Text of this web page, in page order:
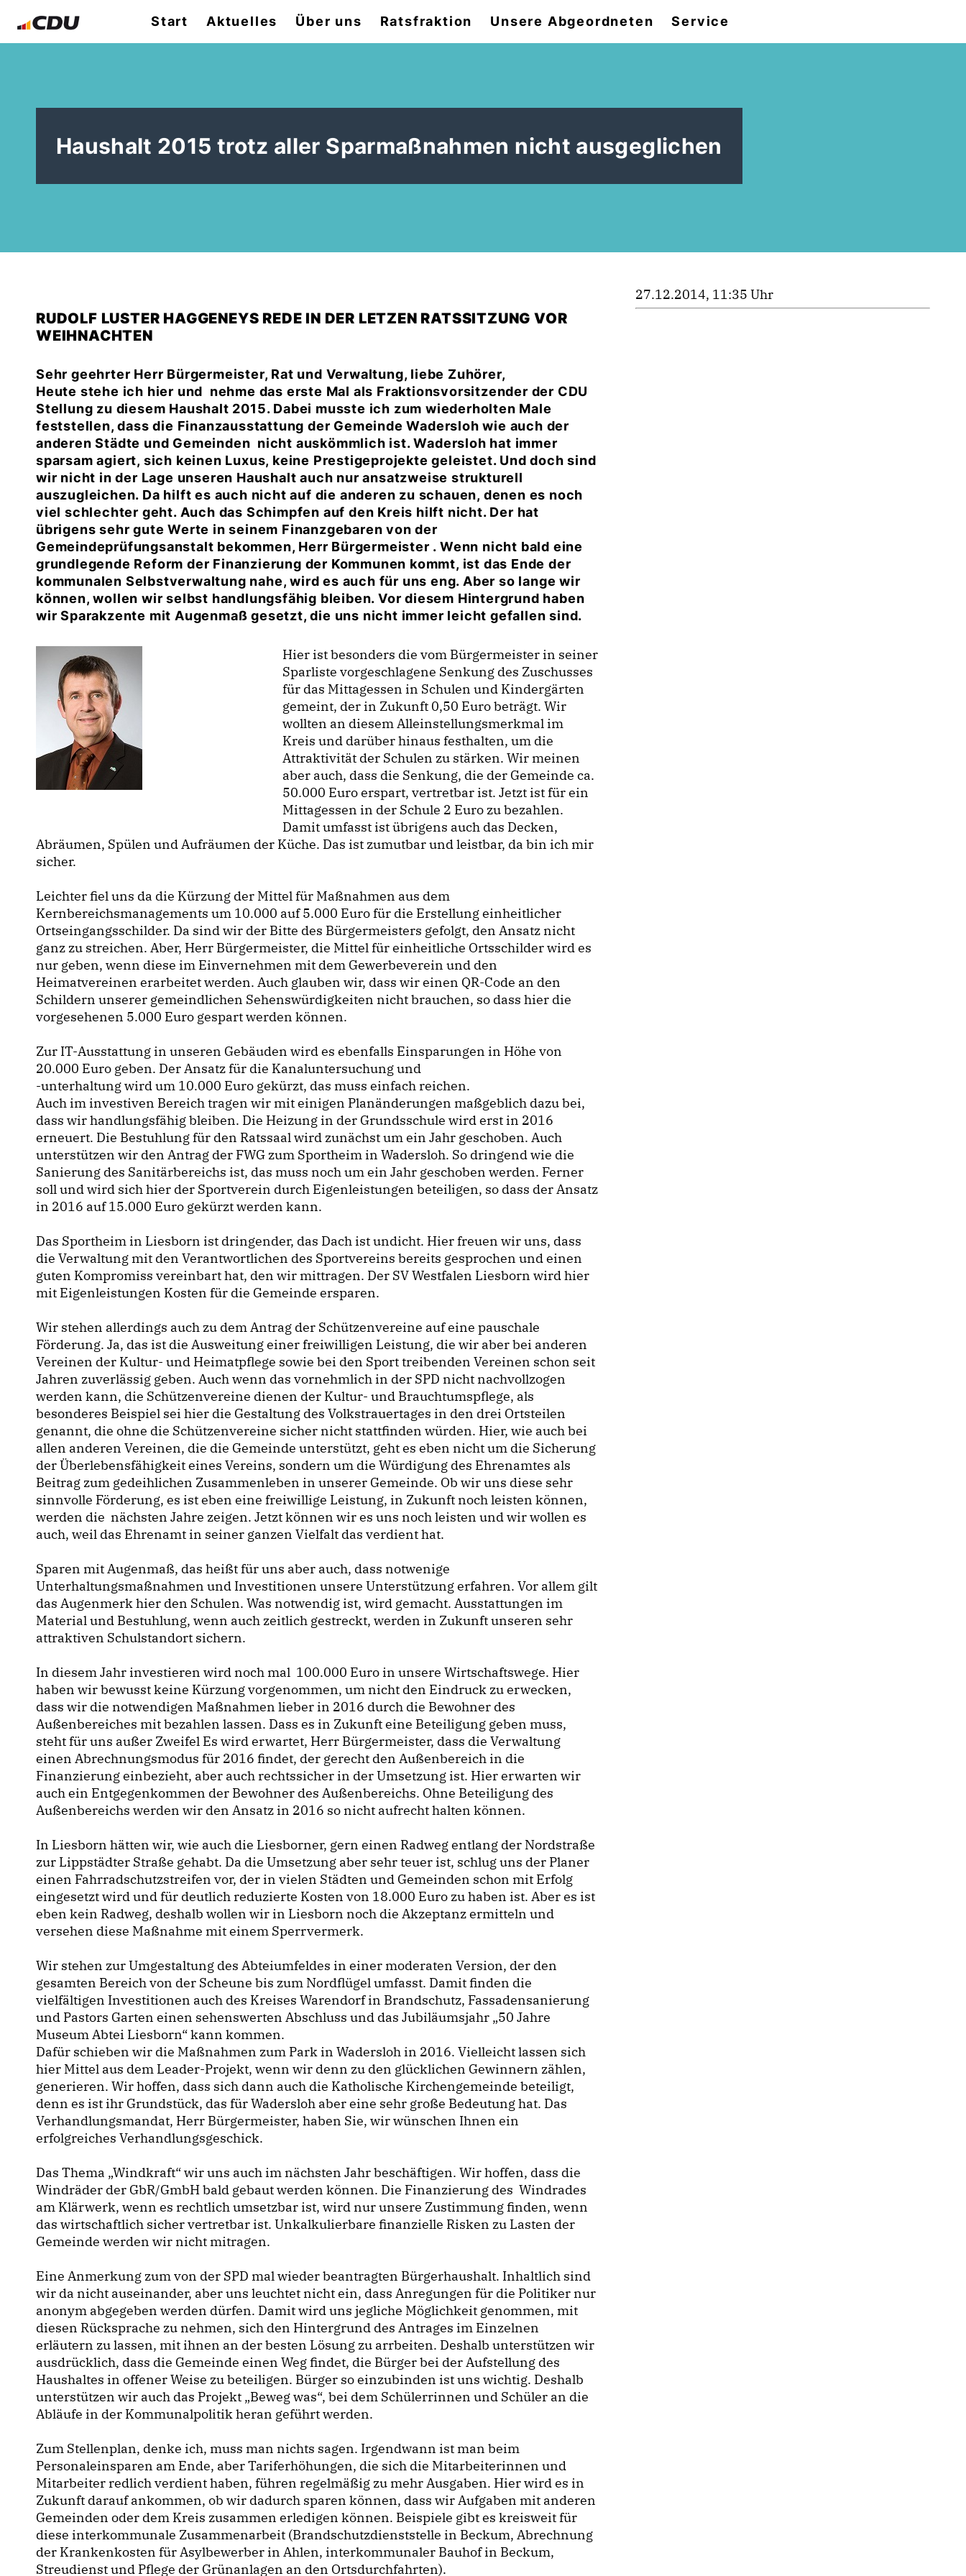
Start Aktuelles Über uns Ratsfraktion Unsere Abgeordneten Service
Haushalt 2015 trotz aller Sparmaßnahmen nicht ausgeglichen
RUDOLF LUSTER HAGGENEYS REDE IN DER LETZEN RATSSITZUNG VOR
WEIHNACHTEN
Sehr geehrter Herr Bürgermeister, Rat und Verwaltung, liebe Zuhörer,
Heute stehe ich hier und nehme das erste Mal als Fraktionsvorsitzender der CDU
Stellung zu diesem Haushalt 2015. Dabei musste ich zum wiederholten Male
feststellen, dass die Finanzausstattung der Gemeinde Wadersloh wie auch der
anderen Städte und Gemeinden nicht auskömmlich ist. Wadersloh hat immer
sparsam agiert, sich keinen Luxus, keine Prestigeprojekte geleistet. Und doch sind
wir nicht in der Lage unseren Haushalt auch nur ansatzweise strukturell
auszugleichen. Da hilft es auch nicht auf die anderen zu schauen, denen es noch
viel schlechter geht. Auch das Schimpfen auf den Kreis hilft nicht. Der hat
übrigens sehr gute Werte in seinem Finanzgebaren von der
Gemeindeprüfungsanstalt bekommen, Herr Bürgermeister . Wenn nicht bald eine
grundlegende Reform der Finanzierung der Kommunen kommt, ist das Ende der
kommunalen Selbstverwaltung nahe, wird es auch für uns eng. Aber so lange wir
können, wollen wir selbst handlungsfähig bleiben. Vor diesem Hintergrund haben
wir Sparakzente mit Augenmaß gesetzt, die uns nicht immer leicht gefallen sind.
Hier ist besonders die vom Bürgermeister in seiner
Sparliste vorgeschlagene Senkung des Zuschusses
für das Mittagessen in Schulen und Kindergärten
gemeint, der in Zukunft 0,50 Euro beträgt. Wir
wollten an diesem Alleinstellungsmerkmal im
Kreis und darüber hinaus festhalten, um die
Attraktivität der Schulen zu stärken. Wir meinen
aber auch, dass die Senkung, die der Gemeinde ca.
50.000 Euro erspart, vertretbar ist. Jetzt ist für ein
Mittagessen in der Schule 2 Euro zu bezahlen.
Damit umfasst ist übrigens auch das Decken,
Abräumen, Spülen und Aufräumen der Küche. Das ist zumutbar und leistbar, da bin ich mir
sicher.
Leichter fiel uns da die Kürzung der Mittel für Maßnahmen aus dem
Kernbereichsmanagements um 10.000 auf 5.000 Euro für die Erstellung einheitlicher
Ortseingangsschilder. Da sind wir der Bitte des Bürgermeisters gefolgt, den Ansatz nicht
ganz zu streichen. Aber, Herr Bürgermeister, die Mittel für einheitliche Ortsschilder wird es
nur geben, wenn diese im Einvernehmen mit dem Gewerbeverein und den
Heimatvereinen erarbeitet werden. Auch glauben wir, dass wir einen QR-Code an den
Schildern unserer gemeindlichen Sehenswürdigkeiten nicht brauchen, so dass hier die
vorgesehenen 5.000 Euro gespart werden können.
Zur IT-Ausstattung in unseren Gebäuden wird es ebenfalls Einsparungen in Höhe von
20.000 Euro geben. Der Ansatz für die Kanaluntersuchung und
-unterhaltung wird um 10.000 Euro gekürzt, das muss einfach reichen.
Auch im investiven Bereich tragen wir mit einigen Planänderungen maßgeblich dazu bei,
dass wir handlungsfähig bleiben. Die Heizung in der Grundsschule wird erst in 2016
erneuert. Die Bestuhlung für den Ratssaal wird zunächst um ein Jahr geschoben. Auch
unterstützen wir den Antrag der FWG zum Sportheim in Wadersloh. So dringend wie die
Sanierung des Sanitärbereichs ist, das muss noch um ein Jahr geschoben werden. Ferner
soll und wird sich hier der Sportverein durch Eigenleistungen beteiligen, so dass der Ansatz
in 2016 auf 15.000 Euro gekürzt werden kann.
Das Sportheim in Liesborn ist dringender, das Dach ist undicht. Hier freuen wir uns, dass
die Verwaltung mit den Verantwortlichen des Sportvereins bereits gesprochen und einen
guten Kompromiss vereinbart hat, den wir mittragen. Der SV Westfalen Liesborn wird hier
mit Eigenleistungen Kosten für die Gemeinde ersparen.
Wir stehen allerdings auch zu dem Antrag der Schützenvereine auf eine pauschale
Förderung. Ja, das ist die Ausweitung einer freiwilligen Leistung, die wir aber bei anderen
Vereinen der Kultur- und Heimatpflege sowie bei den Sport treibenden Vereinen schon seit
Jahren zuverlässig geben. Auch wenn das vornehmlich in der SPD nicht nachvollzogen
werden kann, die Schützenvereine dienen der Kultur- und Brauchtumspflege, als
besonderes Beispiel sei hier die Gestaltung des Volkstrauertages in den drei Ortsteilen
genannt, die ohne die Schützenvereine sicher nicht stattfinden würden. Hier, wie auch bei
allen anderen Vereinen, die die Gemeinde unterstützt, geht es eben nicht um die Sicherung
der Überlebensfähigkeit eines Vereins, sondern um die Würdigung des Ehrenamtes als
Beitrag zum gedeihlichen Zusammenleben in unserer Gemeinde. Ob wir uns diese sehr
sinnvolle Förderung, es ist eben eine freiwillige Leistung, in Zukunft noch leisten können,
werden die nächsten Jahre zeigen. Jetzt können wir es uns noch leisten und wir wollen es
auch, weil das Ehrenamt in seiner ganzen Vielfalt das verdient hat.
Sparen mit Augenmaß, das heißt für uns aber auch, dass notwenige
Unterhaltungsmaßnahmen und Investitionen unsere Unterstützung erfahren. Vor allem gilt
das Augenmerk hier den Schulen. Was notwendig ist, wird gemacht. Ausstattungen im
Material und Bestuhlung, wenn auch zeitlich gestreckt, werden in Zukunft unseren sehr
attraktiven Schulstandort sichern.
In diesem Jahr investieren wird noch mal 100.000 Euro in unsere Wirtschaftswege. Hier
haben wir bewusst keine Kürzung vorgenommen, um nicht den Eindruck zu erwecken,
dass wir die notwendigen Maßnahmen lieber in 2016 durch die Bewohner des
Außenbereiches mit bezahlen lassen. Dass es in Zukunft eine Beteiligung geben muss,
steht für uns außer Zweifel Es wird erwartet, Herr Bürgermeister, dass die Verwaltung
einen Abrechnungsmodus für 2016 findet, der gerecht den Außenbereich in die
Finanzierung einbezieht, aber auch rechtssicher in der Umsetzung ist. Hier erwarten wir
auch ein Entgegenkommen der Bewohner des Außenbereichs. Ohne Beteiligung des
Außenbereichs werden wir den Ansatz in 2016 so nicht aufrecht halten können.
In Liesborn hätten wir, wie auch die Liesborner, gern einen Radweg entlang der Nordstraße
zur Lippstädter Straße gehabt. Da die Umsetzung aber sehr teuer ist, schlug uns der Planer
einen Fahrradschutzstreifen vor, der in vielen Städten und Gemeinden schon mit Erfolg
eingesetzt wird und für deutlich reduzierte Kosten von 18.000 Euro zu haben ist. Aber es ist
eben kein Radweg, deshalb wollen wir in Liesborn noch die Akzeptanz ermitteln und
versehen diese Maßnahme mit einem Sperrvermerk.
Wir stehen zur Umgestaltung des Abteiumfeldes in einer moderaten Version, der den
gesamten Bereich von der Scheune bis zum Nordflügel umfasst. Damit finden die
vielfältigen Investitionen auch des Kreises Warendorf in Brandschutz, Fassadensanierung
und Pastors Garten einen sehenswerten Abschluss und das Jubiläumsjahr „50 Jahre
Museum Abtei Liesborn“ kann kommen.
Dafür schieben wir die Maßnahmen zum Park in Wadersloh in 2016. Vielleicht lassen sich
hier Mittel aus dem Leader-Projekt, wenn wir denn zu den glücklichen Gewinnern zählen,
generieren. Wir hoffen, dass sich dann auch die Katholische Kirchengemeinde beteiligt,
denn es ist ihr Grundstück, das für Wadersloh aber eine sehr große Bedeutung hat. Das
Verhandlungsmandat, Herr Bürgermeister, haben Sie, wir wünschen Ihnen ein
erfolgreiches Verhandlungsgeschick.
Das Thema „Windkraft“ wir uns auch im nächsten Jahr beschäftigen. Wir hoffen, dass die
Windräder der GbR/GmbH bald gebaut werden können. Die Finanzierung des Windrades
am Klärwerk, wenn es rechtlich umsetzbar ist, wird nur unsere Zustimmung finden, wenn
das wirtschaftlich sicher vertretbar ist. Unkalkulierbare finanzielle Risken zu Lasten der
Gemeinde werden wir nicht mitragen.
Eine Anmerkung zum von der SPD mal wieder beantragten Bürgerhaushalt. Inhaltlich sind
wir da nicht auseinander, aber uns leuchtet nicht ein, dass Anregungen für die Politiker nur
anonym abgegeben werden dürfen. Damit wird uns jegliche Möglichkeit genommen, mit
diesen Rücksprache zu nehmen, sich den Hintergrund des Antrages im Einzelnen
erläutern zu lassen, mit ihnen an der besten Lösung zu arrbeiten. Deshalb unterstützen wir
ausdrücklich, dass die Gemeinde einen Weg findet, die Bürger bei der Aufstellung des
Haushaltes in offener Weise zu beteiligen. Bürger so einzubinden ist uns wichtig. Deshalb
unterstützen wir auch das Projekt „Beweg was“, bei dem Schülerrinnen und Schüler an die
Abläufe in der Kommunalpolitik heran geführt werden.
Zum Stellenplan, denke ich, muss man nichts sagen. Irgendwann ist man beim
Personaleinsparen am Ende, aber Tariferhöhungen, die sich die Mitarbeiterinnen und
Mitarbeiter redlich verdient haben, führen regelmäßig zu mehr Ausgaben. Hier wird es in
Zukunft darauf ankommen, ob wir dadurch sparen können, dass wir Aufgaben mit anderen
Gemeinden oder dem Kreis zusammen erledigen können. Beispiele gibt es kreisweit für
diese interkommunale Zusammenarbeit (Brandschutzdienststelle in Beckum, Abrechnung
der Krankenkosten für Asylbewerber in Ahlen, interkommunaler Bauhof in Beckum,
Streudienst und Pflege der Grünanlagen an den Ortsdurchfahrten).
27.12.2014, 11:35 Uhr